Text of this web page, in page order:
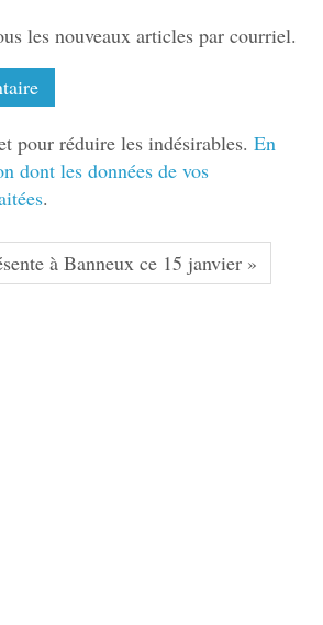
les nouveaux articles par courriel.
pour réduire les indésirables. En
dont les données de vos
.
à Banneux ce 15 janvier »